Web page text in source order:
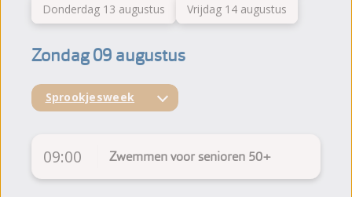
Donderdag 13 augustus
Vrijdag 14 augustus
Zondag 09 augustus
Sprookjesweek
09:00 Zwemmen voor senioren 50+